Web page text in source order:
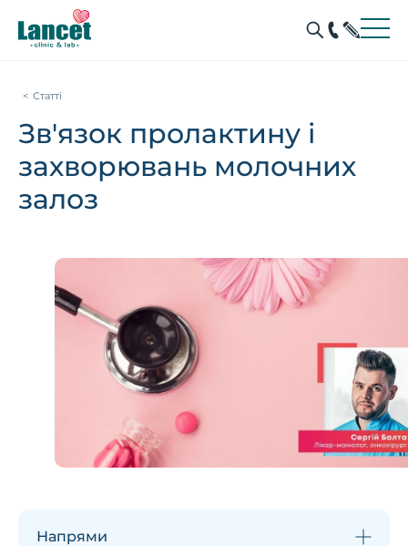
Статті
Зв'язок пролактину і
захворювань молочних
залоз
Напрями